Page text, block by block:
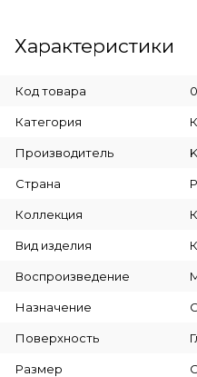
Характеристики
Код товара
Категория
Производитель
Страна
Коллекция
Вид изделия
Воспроизведение
Назначение
Поверхность
Размер